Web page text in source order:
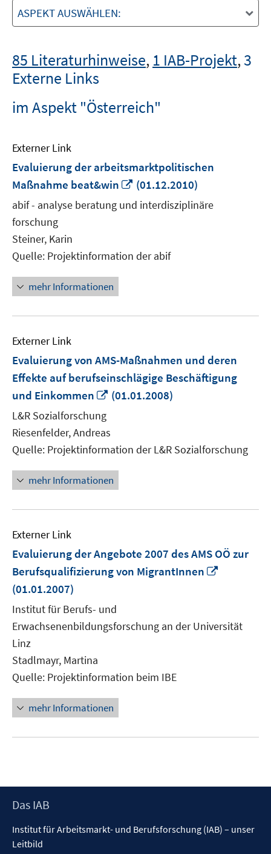
ASPEKT AUSWÄHLEN:
85 Literaturhinweise, 1 IAB-Projekt,3
Externe Links
im Aspekt "Österreich"
Externer Link
Evaluierung der arbeitsmarktpolitischen
Maßnahme beat&win
In
neuem
Fenster
(01.12.2010)
abif - analyse beratung und interdisziplinäre
forschung
Steiner, Karin
Quelle: Projektinformation der abif
mehr Informationen
Externer Link
Evaluierung von AMS-Maßnahmen und deren
Effekte auf berufseinschlägige Beschäftigung
und Einkommen
In
öffnen
(01.01.2008)
L&R Sozialforschung
Riesenfelder, Andreas
Quelle: Projektinformation der L&R Sozialforschung
mehr Informationen
Externer Link
Evaluierung der Angebote 2007 des AMS OÖ zur
Berufsqualifizierung von MigrantInnen
(01.01.2007)
Institut für Berufs- und
Erwachsenenbildungsforschung an der Universität
Linz
Stadlmayr, Martina
Quelle: Projektinformation beim IBE
mehr Informationen
Footer
Das IAB
Institut für Arbeitsmarkt- und Berufsforschung (IAB) – unser
Leitbild